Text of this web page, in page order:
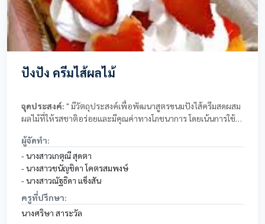
ปังปัง ครีมไส้ผลไม้
จุดประสงค์: " มีวัตถุประสงค์เพื่อพัฒนาสูตรขนมปังไส้ครีมสดผสม
ผลไม้ที่ให้รสชาติอร่อยและมีคุณค่าทางโภชนาการ โดยเน้นการใช้
จากการคัดเลือกวัตถุดิบ การทดสอบสัดส่วนของเนื้อครีมเพื่อให้ได้
เนื้อสัมผัสที่เนียนนุ่ม และการทดลองเก็บรักษาในอุณหภูมิต่างๆ เพื่อ
หาอายุการเก็บรักษาที่เหมาะสม ผลการดำเนินงานพบว่า สูตรปังปัง
ครีมไส้ผลไม้ที่พัฒนาขึ้นได้รับความพึงพอใจจากกลุ่มตัวอย่างใน
ด้านรสชาติที่หวานกำลังดีและความสดชื่นจากผลไม้ นอกจากนี้ยัง
เป็นการเพิ่มมูลค่าให้กับผลไม้ไทยและเป็นแนวทางในการสร้าง
อาชีพเสริมได้ในอนาคต "ปังปังครีมไส้ผลไม้" ซึ่งเป็นขนมปังแนวใหม่
ผู้จัดทำ:
- นางสาวเกตุณี สุดตา
- นางสาวชนัญชิดา โคตรสมพงษ์
- นางสาวณัฐธิดา แข็งสัน
ครูที่ปรึกษา:
นางศริษา สาระวัล